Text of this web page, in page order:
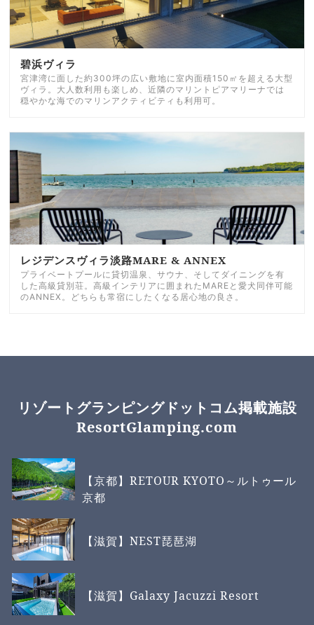
碧浜ヴィラ
宮津湾に面した約300坪の広い敷地に室内面積150㎡を超える大型
ヴィラ。大人数利用も楽しめ、近隣のマリントピアマリーナでは
穏やかな海でのマリンアクティビティも利用可。
レジデンスヴィラ淡路MARE & ANNEX
プライベートプールに貸切温泉、サウナ、そしてダイニングを有
した高級貸別荘。高級インテリアに囲まれたMAREと愛犬同伴可能
のANNEX。どちらも常宿にしたくなる居心地の良さ。
リゾートグランピングドットコム掲載施設
ResortGlamping.com
【京都】RETOUR KYOTO～ルトゥール
京都
【滋賀】NEST琵琶湖
【滋賀】Galaxy Jacuzzi Resort